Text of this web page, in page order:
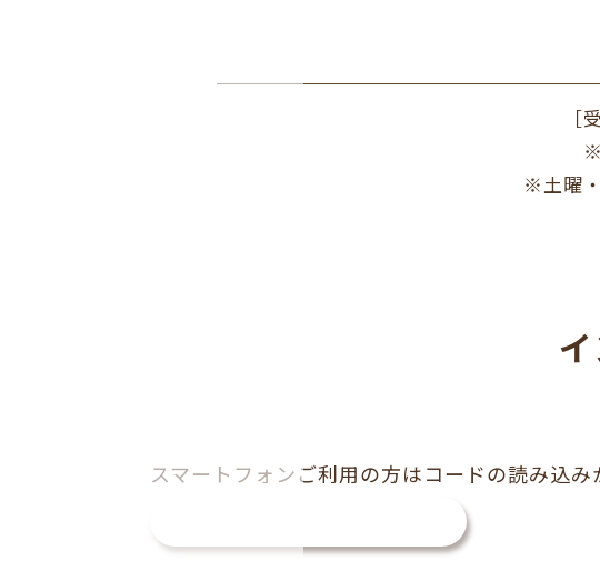
［
※土曜
スマートフォンご利用の方はコードの読み込み